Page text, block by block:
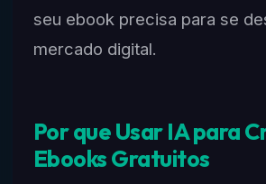
seu ebook precisa para se
mercado digital.
Por que Usar IA para
Ebooks Gratuitos